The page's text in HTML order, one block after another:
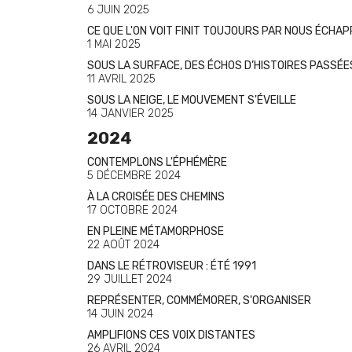
6 JUIN 2025
CE QUE L'ON VOIT FINIT TOUJOURS PAR NOUS
1 MAI 2025
SOUS LA SURFACE, DES ÉCHOS D’HISTOIRES
11 AVRIL 2025
SOUS LA NEIGE, LE MOUVEMENT S'ÉVEILLE
14 JANVIER 2025
2024
CONTEMPLONS L'ÉPHÉMÈRE
5 DÉCEMBRE 2024
À LA CROISÉE DES CHEMINS
17 OCTOBRE 2024
EN PLEINE MÉTAMORPHOSE
22 AOÛT 2024
DANS LE RÉTROVISEUR : ÉTÉ 1991
29 JUILLET 2024
REPRÉSENTER, COMMÉMORER, S'ORGANISER
14 JUIN 2024
AMPLIFIONS CES VOIX DISTANTES
26 AVRIL 2024